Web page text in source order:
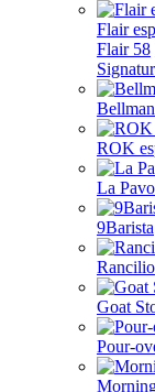
Flair
Flair 58
ROK
La
9Barista
Rancilio
Goat
Pour-